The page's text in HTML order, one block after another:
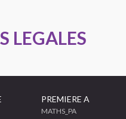
PREMIERE A
MATHS_PA